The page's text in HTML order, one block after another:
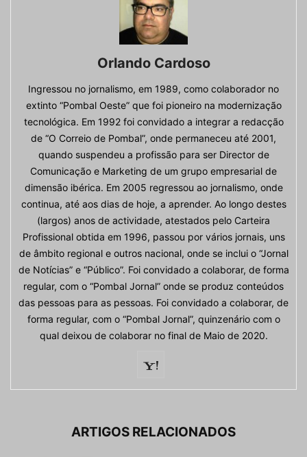
Orlando Cardoso
Ingressou no jornalismo, em 1989, como colaborador no
extinto “Pombal Oeste” que foi pioneiro na modernização
tecnológica. Em 1992 foi convidado a integrar a redacção
de “O Correio de Pombal”, onde permaneceu até 2001,
quando suspendeu a profissão para ser Director de
Comunicação e Marketing de um grupo empresarial de
dimensão ibérica. Em 2005 regressou ao jornalismo, onde
continua, até aos dias de hoje, a aprender. Ao longo destes
(largos) anos de actividade, atestados pelo Carteira
Profissional obtida em 1996, passou por vários jornais, uns
de âmbito regional e outros nacional, onde se inclui o “Jornal
de Notícias” e “Público”. Foi convidado a colaborar, de forma
regular, com o “Pombal Jornal” onde se produz conteúdos
das pessoas para as pessoas. Foi convidado a colaborar, de
forma regular, com o “Pombal Jornal”, quinzenário com o
qual deixou de colaborar no final de Maio de 2020.
ARTIGOS RELACIONADOS